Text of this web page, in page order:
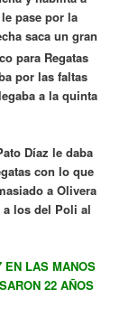
pase por la
saca un gran
para Regatas
por las faltas
a la quinta
Díaz le daba
con lo que
a Olivera
a los del Poli al
EN LAS MANOS
22 AÑOS